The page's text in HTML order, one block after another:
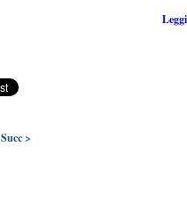
Succ >